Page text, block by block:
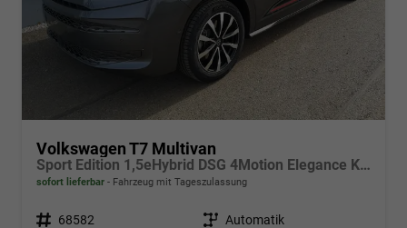
Volkswagen T7 Multivan
Sport Edition 1,5eHybrid DSG 4Motion Elegance KÜ 5 Sitzer
sofort lieferbar Fahrzeug mit Tageszulassung
Fahrzeugnr. 68582 Getriebe Automatik